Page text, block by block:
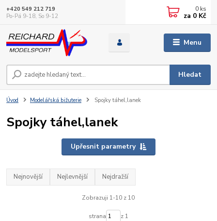
Menu
Hledat
+420 549 212 719
Po-Pá 9-18, So 9-12
0 ks
za 0 Kč
Úvod Modelářská bižuterie Spojky táhel,lanek
Spojky táhel,lanek
Upřesnit parametry
Nejnovější Nejlevnější Nejdražší
Zobrazuji 1-10 z 10
strana z 1